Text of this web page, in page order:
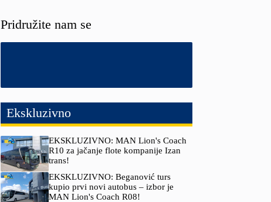
Pridružite nam se
Ekskluzivno
EKSKLUZIVNO: MAN Lion's Coach
R10 za jačanje flote kompanije Izan
trans!
EKSKLUZIVNO: Beganović turs
kupio prvi novi autobus – izbor je
MAN Lion's Coach R08!